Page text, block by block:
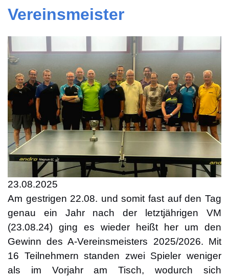
Vereinsmeister
23.08.2025
Am gestrigen 22.08. und somit fast auf den Tag
genau ein Jahr nach der letztjährigen VM
(23.08.24) ging es wieder heißt her um den
Gewinn des A-Vereinsmeisters 2025/2026. Mit
16 Teilnehmern standen zwei Spieler weniger
als im Vorjahr am Tisch, wodurch sich